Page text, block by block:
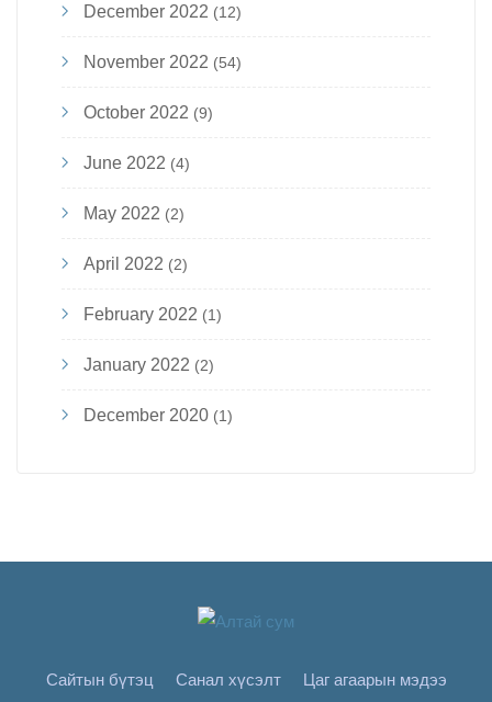
December 2022 (12)
November 2022 (54)
October 2022 (9)
June 2022 (4)
May 2022 (2)
April 2022 (2)
February 2022 (1)
January 2022 (2)
December 2020 (1)
Сайтын бүтэц Санал хүсэлт Цаг агаарын мэдээ